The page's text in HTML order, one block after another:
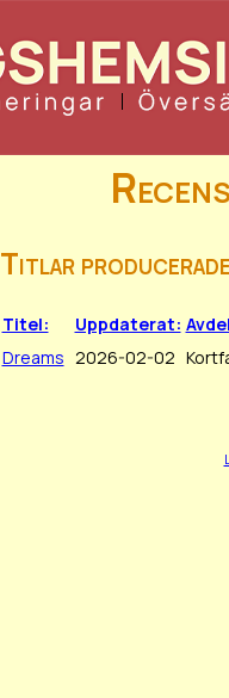
Titlar
Titel: Uppdaterat:
Dreams 2026-02-02